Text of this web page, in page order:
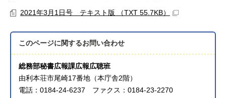
2021年3月1日号 テキスト版 （TXT 55.7KB）
このページに関するお問い合わせ
総務部秘書広報課広報広聴班
由利本荘市尾崎17番地（本庁舎2階）
電話：0184-24-6237 ファクス：0184-23-2270